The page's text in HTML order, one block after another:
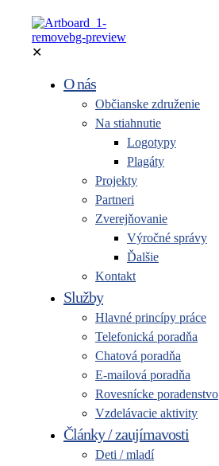
✕
O nás
Občianske združenie
Na stiahnutie
Logotypy
Plagáty
Projekty
Partneri
Zverejňovanie
Výročné správy
Ďalšie
Kontakt
Služby
Hlavné princípy práce
Telefonická poradňa
Chatová poradňa
E-mailová poradňa
Rovesnícke poradenstvo
Vzdelávacie aktivity
Články / zaujímavosti
Deti / mladí